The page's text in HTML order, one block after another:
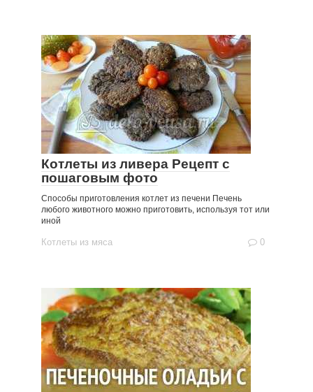
Котлеты из ливера Рецепт с
пошаговым фото
Способы приготовления котлет из печени Печень
любого животного можно приготовить, используя тот или
иной
Котлеты из мяса 0